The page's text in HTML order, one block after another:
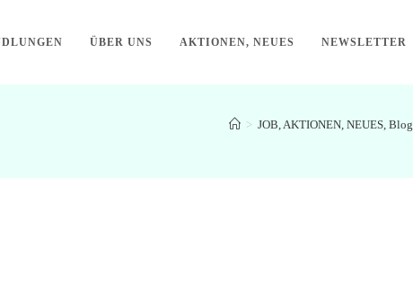
ÜBER UNS AKTIONEN, NEUES NEWSLETTER
> JOB, AKTIONEN, NEUES, Blog